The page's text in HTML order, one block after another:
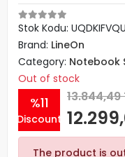
Stok Kodu:
Brand: LineOn
Category: Notebook
Out of stock
%11
Discount
13.844,49
The product is